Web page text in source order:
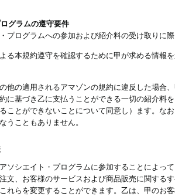
グラムの遵守要件
プログラムへの参加および紹介料の受け取りに
る本規約遵守を確認するために甲が求める情報
他の適用されるアマゾンの規約に違反した場合
に基づき乙に支払うことができる一切の紹介料
ことができないことについて同意し）ます。な
うこともありません。
ソシエイト・プログラムに参加することによっ
文、お客様のサービスおよび商品販売に関する
れらを変更することができます。乙は、甲のお